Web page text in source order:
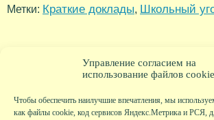
Управление согласием на
использование файлов cookie
Чтобы обеспечить наилучшие впечатления, мы
как файлы cookie, код сервисов Яндекс.Метрика и РСЯ,
Метки: Краткие доклады, Школьный